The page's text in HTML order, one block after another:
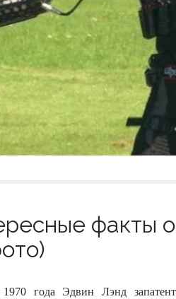
факты
года Эдвин Лэнд